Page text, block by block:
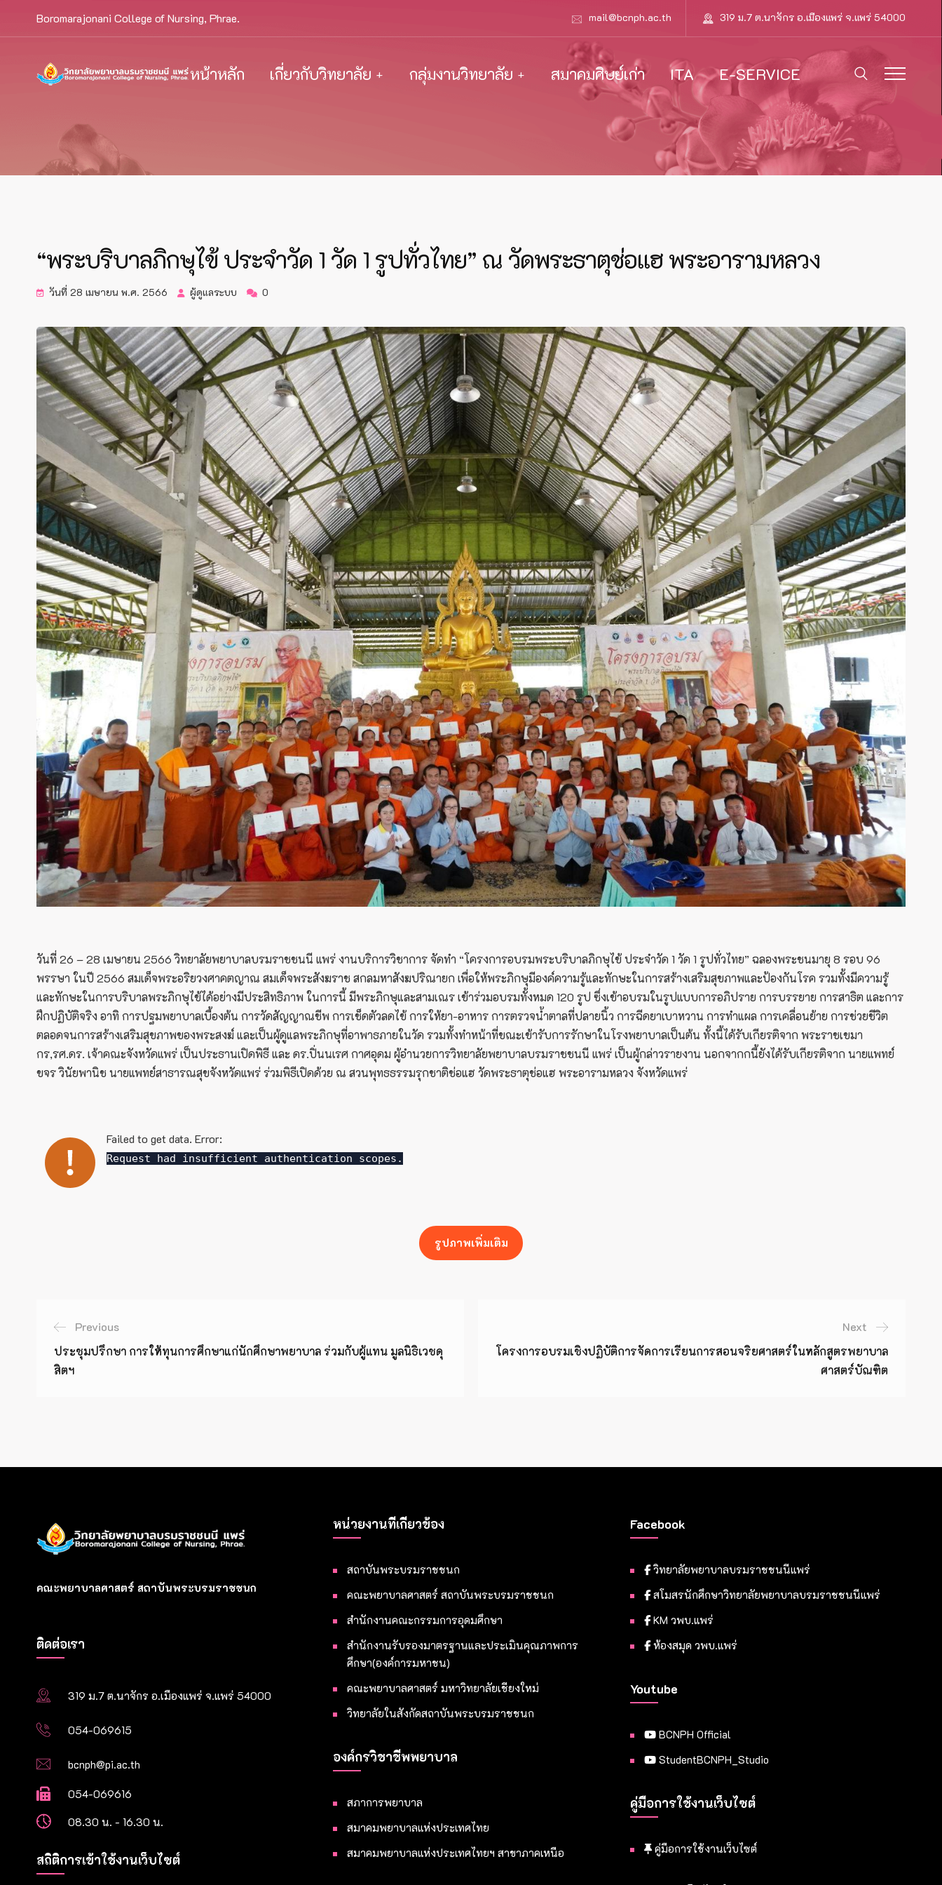
Boromarajonani College of Nursing, Phrae. mail@bcnph.ac.th 319 ม.7 ต.นาจักร อ.เมืองแพร่ จ.แพร่ 54000
หน้าหลัก เกี่ยวกับวิทยาลัย กลุ่มงานวิทยาลัย สมาคมศิษย์เก่า ITA E-SERVICE
“พระบริบาลภิกษุไข้ ประจำวัด 1 วัด 1 รูปทั่วไทย” ณ วัดพระธาตุช่อแฮ พระอารามหลวง
วันที่ 28 เมษายน พ.ศ. 2566 ผู้ดูแลระบบ 0
วันที่ 26 – 28 เมษายน 2566 วิทยาลัยพยาบาลบรมราชชนนี แพร่ งานบริการวิชาการ จัดทำ “โครงการอบรมพระบริบาลภิกษุไข้ ประจำวัด 1 วัด 1 รูปทั่วไทย” ฉลองพระชนมายุ 8 รอบ 96
พรรษา ในปี 2566 สมเด็จพระอริยวงศาคตญาณ สมเด็จพระสังฆราช สกลมหาสังฆปริณายก เพื่อให้พระภิกษุมีองค์ความรู้และทักษะในการสร้างเสริมสุขภาพและป้องกันโรค รวมทั้งมีความรู้
และทักษะในการบริบาลพระภิกษุไข้ได้อย่างมีประสิทธิภาพ ในการนี้ มีพระภิกษุและสามเณร เข้าร่วมอบรมทั้งหมด 120 รูป ซึ่งเข้าอบรมในรูปแบบการอภิปราย การบรรยาย การสาธิต และการ
ฝึกปฏิบัติจริง อาทิ การปฐมพยาบาลเบื้องต้น การวัดสัญญาณชีพ การเช็ดตัวลดไข้ การให้ยา-อาหาร การตรวจน้ำตาลที่ปลายนิ้ว การฉีดยาเบาหวาน การทำแผล การเคลื่อนย้าย การช่วยชีวิต
ตลอดจนการสร้างเสริมสุขภาพของพระสงฆ์ และเป็นผู้ดูแลพระภิกษุที่อาพาธภายในวัด รวมทั้งทำหน้าที่ขณะเข้ารับการรักษาในโรงพยาบาลเป็นต้น ทั้งนี้ได้รับเกียรติจาก พระราชเขมา
กร,รศ.ดร. เจ้าคณะจังหวัดแพร่ เป็นประธานเปิดพิธี และ ดร.ปิ่นนเรศ กาศอุดม ผู้อำนวยการวิทยาลัยพยาบาลบรมราชชนนี แพร่ เป็นผู้กล่าวรายงาน นอกจากกนี้ยังได้รับเกียรติจาก นายแพทย์
ขจร วินัยพานิช นายแพทย์สาธารณสุขจังหวัดแพร่ ร่วมพิธีเปิดด้วย ณ สวนพุทธธรรมรุกชาติช่อแฮ วัดพระธาตุช่อแฮ พระอารามหลวง จังหวัดแพร่
Failed to get data. Error:
Request had insufficient authentication scopes.
รูปภาพเพิ่มเติม
Previous
ประชุมปรึกษา การให้ทุนการศึกษาแก่นักศึกษาพยาบาล ร่วมกับผู้แทน มูลนิธิเวชดุ
สิตฯ
Next
โครงการอบรมเชิงปฏิบัติการจัดการเรียนการสอนจริยศาสตร์ในหลักสูตรพยาบาล
ศาสตร์บัณฑิต
คณะพยาบาลศาสตร์ สถาบันพระบรมราชชนก
ติดต่อเรา
319 ม.7 ต.นาจักร อ.เมืองแพร่ จ.แพร่ 54000
054-069615
bcnph@pi.ac.th
054-069616
08.30 น. - 16.30 น.
สถิติการเข้าใช้งานเว็บไซต์
หน่วยงานที่เกี่ยวข้อง
สถาบันพระบรมราชชนก
คณะพยาบาลศาสตร์ สถาบันพระบรมราชชนก
สำนักงานคณะกรรมการอุดมศึกษา
สำนักงานรับรองมาตรฐานและประเมินคุณภาพการ
ศึกษา(องค์การมหาชน)
คณะพยาบาลศาสตร์ มหาวิทยาลัยเชียงใหม่
วิทยาลัยในสังกัดสถาบันพระบรมราชชนก
องค์กรวิชาชีพพยาบาล
สภาการพยาบาล
สมาคมพยาบาลแห่งประเทศไทย
สมาคมพยาบาลแห่งประเทศไทยฯ สาขาภาคเหนือ
Facebook
วิทยาลัยพยาบาลบรมราชชนนีแพร่
สโมสรนักศึกษาวิทยาลัยพยาบาลบรมราชชนนีแพร่
KM วพบ.แพร่
ห้องสมุด วพบ.แพร่
Youtube
BCNPH Official
StudentBCNPH_Studio
คู่มือการใช้งานเว็บไซต์
คู่มือการใช้งานเว็บไซต์